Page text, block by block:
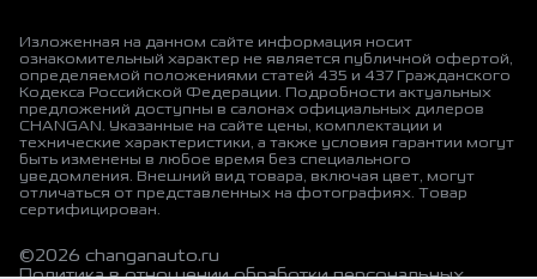
Изложенная на данном сайте информация носит
ознакомительный характер не является публичной офертой,
определяемой положениями статей 435 и 437 Гражданского
Кодекса Российской Федерации. Подробности актуальных
предложений доступны в салонах официальных дилеров
CHANGAN. Указанные на сайте цены, комплектации и
технические характеристики, а также условия гарантии могут
быть изменены в любое время без специального
уведомления. Внешний вид товара, включая цвет, могут
отличаться от представленных на фотографиях. Товар
сертифицирован.
©2026 changanauto.ru
Политика в отношении обработки персональных